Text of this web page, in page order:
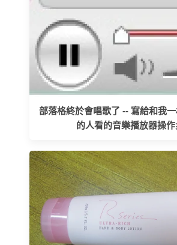
部落格終於會唱歌了 -- 寫給和我
的人看的音樂播放器操作